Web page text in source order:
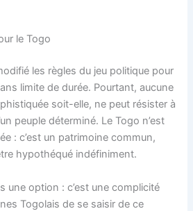
le Togo
les règles du jeu politique pour
limite de durée. Pourtant, aucune
soit-elle, ne peut résister à
peuple déterminé. Le Togo n’est
: c’est un patrimoine commun,
hypothéqué indéfiniment.
une option : c’est une complicité
Togolais de se saisir de ce